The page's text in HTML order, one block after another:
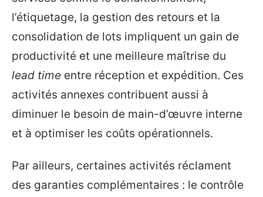
l’étiquetage, la gestion des retours et la
consolidation de lots impliquent un gain de
productivité et une meilleure maîtrise du
lead time entre réception et expédition. Ces
activités annexes contribuent aussi à
diminuer le besoin de main-d’œuvre interne
et à optimiser les coûts opérationnels.
Par ailleurs, certaines activités réclament
des garanties complémentaires : le contrôle